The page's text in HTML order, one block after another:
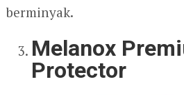
berminyak.
Melanox
Protector